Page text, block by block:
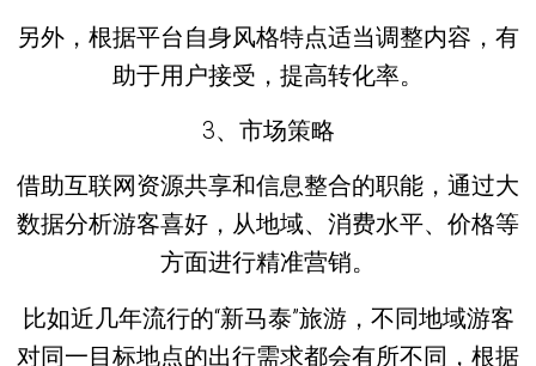
另外，根据平台自身风格特点适当调整内容，有
助于用户接受，提高转化率。
3、市场策略
借助互联网资源共享和信息整合的职能，通过大
数据分析游客喜好，从地域、消费水平、价格等
方面进行精准营销。
比如近几年流行的“新马泰”旅游，不同地域游客
对同一目标地点的出行需求都会有所不同，根据